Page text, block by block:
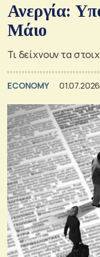
Ανεργία:
Μάιο
Τι δείχνουν τα
ECONOMY